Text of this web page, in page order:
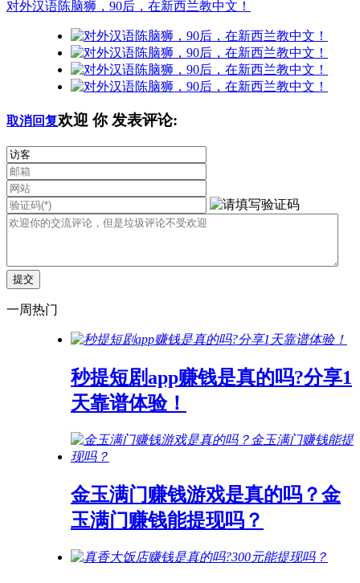
对外汉语陈脑狮，90后，在新西兰教中文！
取消回复欢迎 你发表评论:
一周热门
秒提短剧app赚钱是真的吗?分享1
天靠谱体验！
金玉满门赚钱游戏是真的吗？金
玉满门赚钱能提现吗？